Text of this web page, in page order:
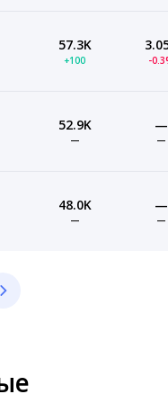
57.3K
+100 -
52.9K
—
—
—
48.0K
—
—
—